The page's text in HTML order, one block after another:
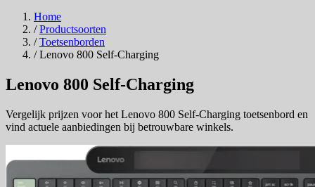
Home
/ Productsoorten
/ Toetsenborden
/ Lenovo 800 Self-Charging
Lenovo 800 Self-Charging
Vergelijk prijzen voor het Lenovo 800 Self-Charging toetsenbord en
vind actuele aanbiedingen bij betrouwbare winkels.